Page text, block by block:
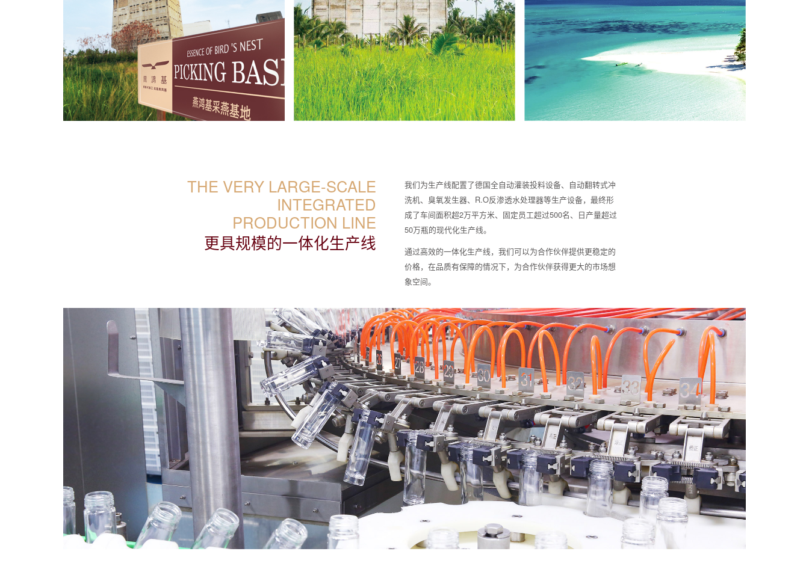
THE VERY LARGE-SCALE
INTEGRATED
PRODUCTION LINE
更具规模的一体化生产线
我们为生产线配置了德国全自动灌装投料设备、自动翻转式冲
洗机、臭氧发生器、R.O反渗透水处理器等生产设备，最终形
成了车间面积超2万平方米、固定员工超过500名、日产量超过
50万瓶的现代化生产线。
通过高效的一体化生产线，我们可以为合作伙伴提供更稳定的
价格，在品质有保障的情况下，为合作伙伴获得更大的市场想
象空间。